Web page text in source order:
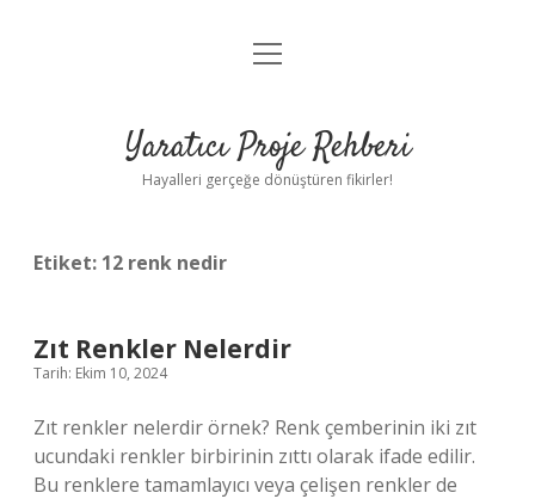
Anasayfa
Yasal Uyarı
menüyü
Yaratıcı Proje Rehberi
Hayalleri gerçeğe dönüştüren fikirler!
Etiket: 12 renk nedir
Zıt Renkler Nelerdir
Tarih: Ekim 10, 2024
Zıt renkler nelerdir örnek? Renk çemberinin iki zıt
ucundaki renkler birbirinin zıttı olarak ifade edilir.
Bu renklere tamamlayıcı veya çelişen renkler de